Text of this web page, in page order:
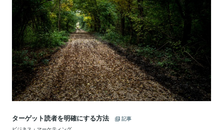
ターゲット読者を明確にする方法
記事